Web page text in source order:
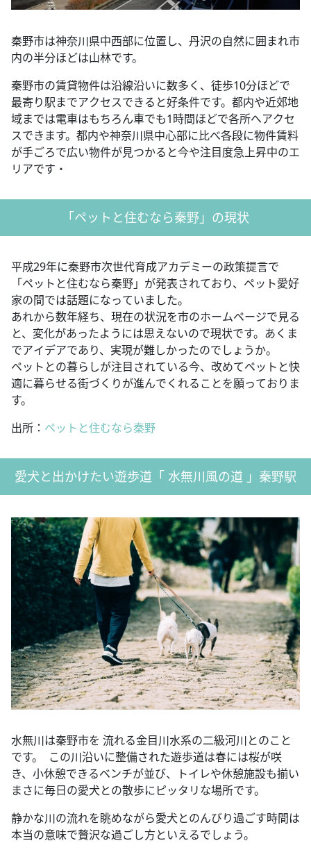
秦野市は神奈川県中西部に位置し、丹沢の自然に囲まれ市
内の半分ほどは山林です。
秦野市の賃貸物件は沿線沿いに数多く、徒歩10分ほどで
最寄り駅までアクセスできると好条件です。都内や近郊地
域までは電車はもちろん車でも1時間ほどで各所へアクセ
スできます。都内や神奈川県中心部に比べ各段に物件賃料
が手ごろで広い物件が見つかると今や注目度急上昇中のエ
リアです・
「ペットと住むなら秦野」の現状
平成29年に秦野市次世代育成アカデミーの政策提言で
「ペットと住むなら秦野」が発表されており、ペット愛好
家の間では話題になっていました。
あれから数年経ち、現在の状況を市のホームページで見る
と、変化があったようには思えないので現状です。あくま
でアイデアであり、実現が難しかったのでしょうか。
ペットとの暮らしが注目されている今、改めてペットと快
適に暮らせる街づくりが進んでくれることを願っておりま
す。
出所： ペットと住むなら秦野
愛犬と出かけたい遊歩道「 水無川風の道 」秦野駅
水無川は秦野市を 流れる金目川水系の二級河川とのこと
です。 この川沿いに整備された遊歩道は春には桜が咲
き、小休憩できるベンチが並び、トイレや休憩施設も揃い
まさに毎日の愛犬との散歩にピッタリな場所です。
静かな川の流れを眺めながら愛犬とのんびり過ごす時間は
本当の意味で贅沢な過ごし方といえるでしょう。